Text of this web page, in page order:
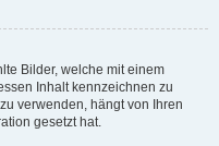
Bilder, welche mit einem
Inhalt kennzeichnen zu
verwenden, hängt von Ihren
gesetzt hat.